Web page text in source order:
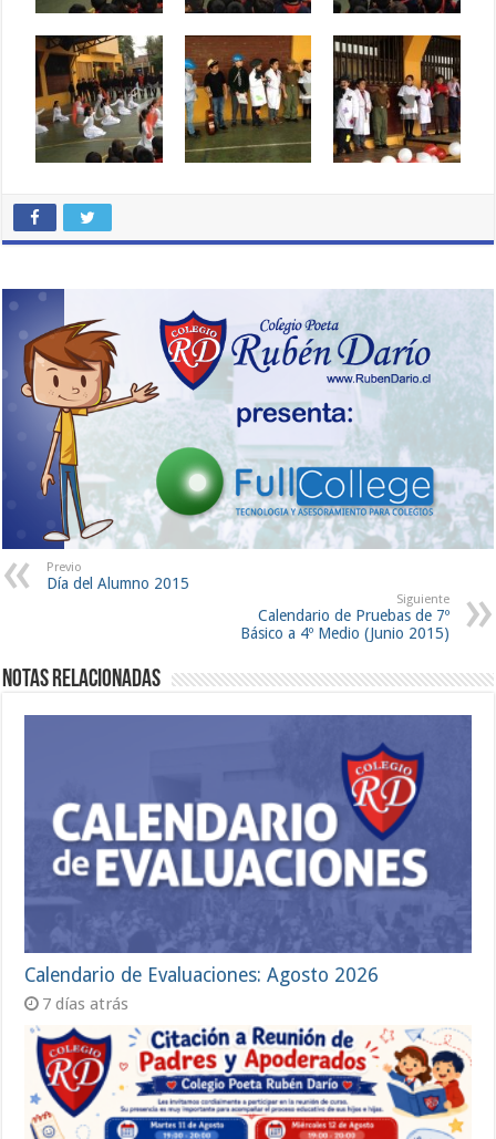
Previo
Día del Alumno 2015
Siguiente
Calendario de Pruebas de 7º
Básico a 4º Medio (Junio 2015)
Notas Relacionadas
Calendario de Evaluaciones: Agosto 2026
7 días atrás